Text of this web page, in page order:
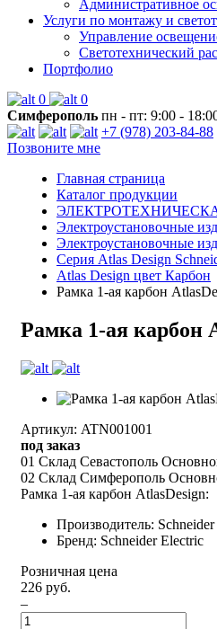
Административное
Услуги по монтажу и
Управление
Светотехнический
Портфолио
0
0
Симферополь пн - пт: 9:00 -
+7 (978) 203-84-88
Позвоните мне
Главная страница
Каталог продукции
Электроустановочные
Электроустановочные
Серия Atlas Design
Atlas Design цвет Карбон
Рамка 1-ая карбон
Рамка 1-ая карбон
Артикул: ATN001001
под заказ
01 Склад Севастополь
02 Склад Симферополь
Рамка 1-ая карбон AtlasDesign:
Производитель:
Бренд: Schneider Electric
Розничная цена
226 руб.
–